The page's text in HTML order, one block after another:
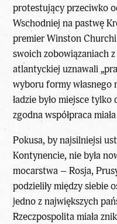
protestujący przeciwko
Wschodniej na pastwę
premier Winston
swoich zobowiązaniach
atlantyckiej uznawali
wyboru formy własnego
ładzie było miejsce
zgodna współpraca
Pokusa, by najsilniejsi
Kontynencie, nie była
mocarstwa – Rosja,
podzieliły między siebie
jedno z największych
Rzeczpospolita miała